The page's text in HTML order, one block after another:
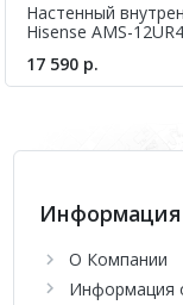
Настенный
Hisense AMS-
17 590 р.
Информация
О Компании
Информация